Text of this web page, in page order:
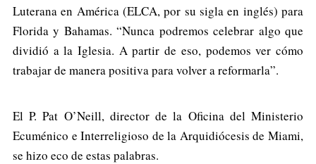
Luterana en América (ELCA, por su sigla en inglés) para
Florida y Bahamas. “Nunca podremos celebrar algo que
dividió a la Iglesia. A partir de eso, podemos ver cómo
trabajar de manera positiva para volver a reformarla”.
El P. Pat O’Neill, director de la Oficina del Ministerio
Ecuménico e Interreligioso de la Arquidiócesis de Miami,
se hizo eco de estas palabras.